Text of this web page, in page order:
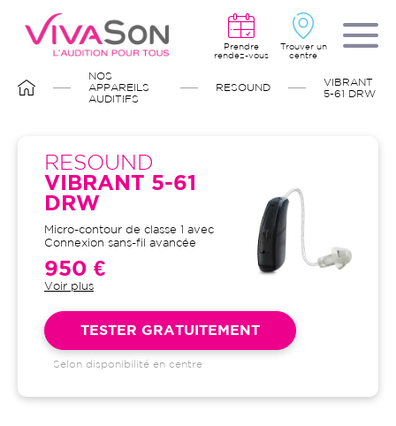
contenu
principal
Prendre
rendez-vous
Trouver un
centre
D'ARIANE
NOS
APPAREILS
AUDITIFS
RESOUND
VIBRANT
5-61 DRW
RESOUND
VIBRANT 5-61
DRW
Micro-contour de classe 1 avec
Connexion sans-fil avancée
950 €
Voir plus
inclus : bilans auditifs, adaptation
initiale, visites de contrôle, visites
de réglages, dépannages
TESTER GRATUITEMENT
Selon disponibilité en centre